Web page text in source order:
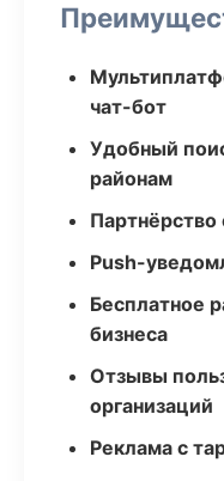
чат-бот
Удобный
районам
Push-
Бесплатное
бизнеса
Отзывы
организаций
Реклама с